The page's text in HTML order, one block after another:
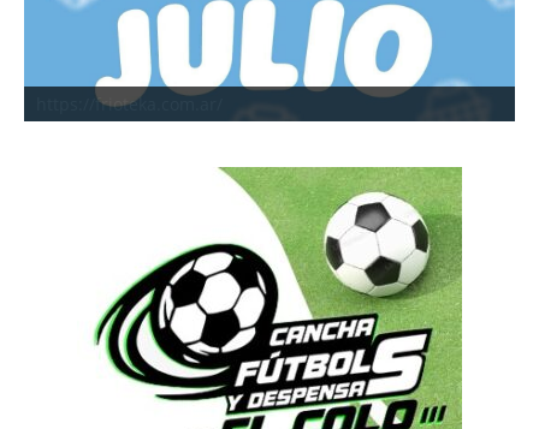
https://frioteka.com.ar/